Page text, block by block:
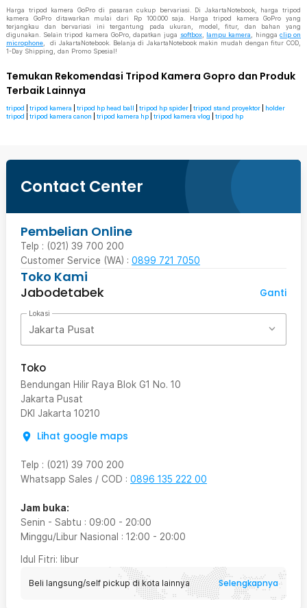
Harga tripod kamera GoPro di pasaran cukup bervariasi. Di JakartaNotebook, harga tripod
kamera GoPro ditawarkan mulai dari Rp 100.000 saja. Harga tripod kamera GoPro yang
terjangkau dan bervariasi ini tergantung pada ukuran, model, fitur, dan bahan yang
digunakan. Selain tripod kamera GoPro, dapatkan juga softbox, lampu kamera , hinggaclip on
microphone , di JakartaNotebook. Belanja di JakartaNotebook makin mudah dengan fitur COD,
1-Day Shipping, dan Promo Spesial!
Temukan Rekomendasi Tripod Kamera Gopro dan Produk
Terbaik Lainnya
tripod tripod kamera tripod hp head ball tripod hp spider tripod stand proyektor
holder
tripod
tripod kamera canon tripod kamera hp tripod kamera vlog tripod hp
Contact Center
Pembelian Online
Telp : (021) 39 700 200
Customer Service (WA) : 0899 721 7050
Toko Kami
Jabodetabek
Ganti
Lokasi
Jakarta Pusat
Toko
Bendungan Hilir Raya Blok G1 No. 10
Jakarta Pusat
DKI Jakarta 10210
Lihat google maps
Telp : (021) 39 700 200
Whatsapp Sales / COD : 0896 135 222 00
Jam buka:
Senin - Sabtu : 09:00 - 20:00
Minggu/Libur Nasional : 12:00 - 20:00
Idul Fitri: libur
Beli langsung/self pickup di kota lainnya Selengkapnya